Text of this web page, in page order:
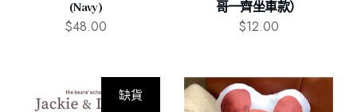
(Navy)
$48.00
哥一齊坐車款）
$12.00
缺貨